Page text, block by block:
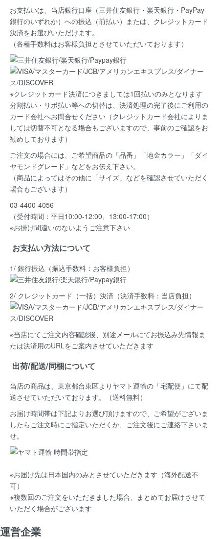
お支払いは、当店銀行口座（三井住友銀行・楽天銀行・PayPay
銀行のいずれか）への振込（前払い）または、クレジットカード
決済をお選びいただけます。
（各種手数料はお客様負担とさせていただいております）
※クレジットカード決済につきましては1回払いのみとなります
分割払い・リボ払い等への切替は、決済処理の完了後にご利用の
カード会社へお問合せください（クレジットカード会社によりま
しては切替不可となる場合もございますので、事前のご確認をお
勧めしております）
ご注文の場合には、ご希望商品の 「品番」「地金カラー」「ダイ
ヤモンドグレード」などをお伝え下さい。
（商品によってはその他に「サイズ」などを確認させていただく
場合もございます）
03-4400-4056
（受付時間：平日10:00-12:00、13:00-17:00）
※お掛け間違いのないようご注意下さい
お支払い方法について
1/ 銀行振込（振込手数料：お客様負担）
2/ クレジットカード（一括）決済 （決済手数料：当店負担）
※当店にてご注文内容確認後、別途メールにてお振込み先情報ま
たは決済用のURLをご案内させていただきます
出荷/配送/同梱について
当店の商品は、 東京都台東区よりヤマト運輸の「宅配便」にて配
送させていただいております。（送料無料）
お届け時間帯は下記よりお選び頂けますので、ご希望がございま
したらご注文時にご指定いただくか、ご注文後にご連絡下さいま
せ。
※お届け先は日本国内のみとさせていただきます（海外配送不
可）
※複数回のご注文をいただきました場合、まとめてお届けさせて
いただく場合がございます
運営企業